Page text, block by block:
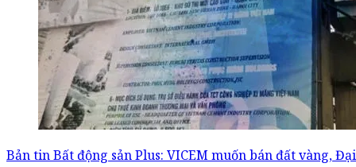
Bản tin Bất động sản Plus: VICEM muốn bán đất vàng,